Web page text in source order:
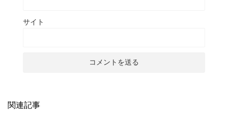
サイト
関連記事